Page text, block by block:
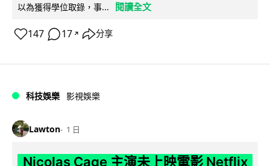
以為獲得學位取錄，事...
閱讀全文
147 17 ↗ 分享
科技娛樂 影視娛樂
Lawton 1 日
Nicolas Cage 主演未上映電影 Netflix